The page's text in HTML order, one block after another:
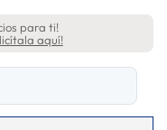
para ti!
aquí!